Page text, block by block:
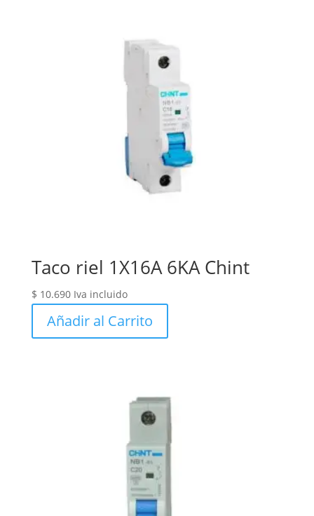
Taco riel 1X16A 6KA Chint
$ 10.690 Iva incluido
Añadir al Carrito